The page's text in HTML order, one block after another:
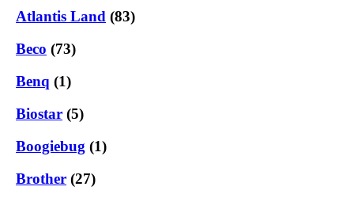
Atlantis Land (83)
Beco (73)
Benq (1)
Biostar (5)
Boogiebug (1)
Brother (27)